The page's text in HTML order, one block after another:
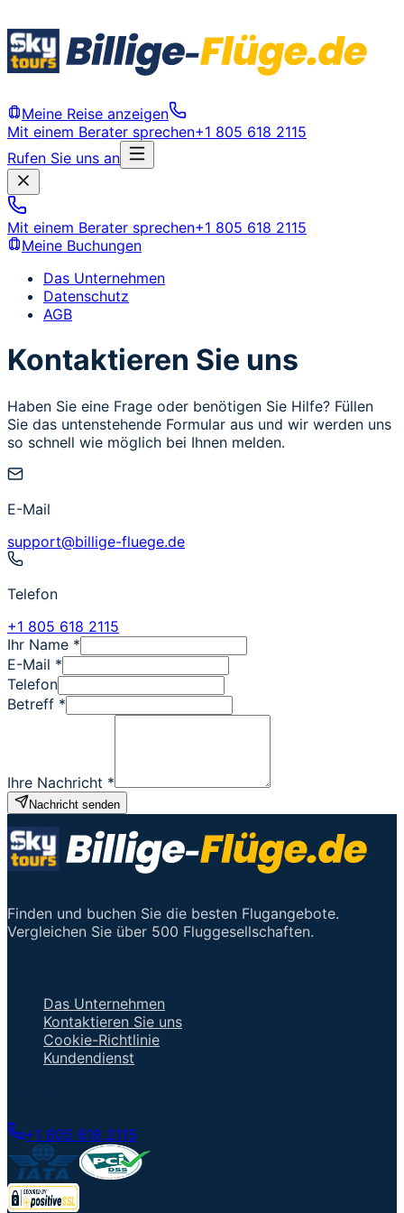
Meine Reise anzeigen
Mit einem Berater sprechen+1 805 618 2115
Rufen Sie uns an
Mit einem Berater sprechen+1 805 618 2115
Meine Buchungen
Das Unternehmen
Datenschutz
AGB
Kontaktieren Sie uns
Haben Sie eine Frage oder benötigen Sie Hilfe? Füllen
Sie das untenstehende Formular aus und wir werden uns
so schnell wie möglich bei Ihnen melden.
E-Mail
support@billige-fluege.de
Telefon
+1 805 618 2115
Ihr Name *
E-Mail *
Telefon
Betreff *
Ihre Nachricht *
Nachricht senden
Finden und buchen Sie die besten Flugangebote.
Vergleichen Sie über 500 Fluggesellschaften.
Das Unternehmen
Kontaktieren Sie uns
Cookie-Richtlinie
Kundendienst
+1 805 618 2115